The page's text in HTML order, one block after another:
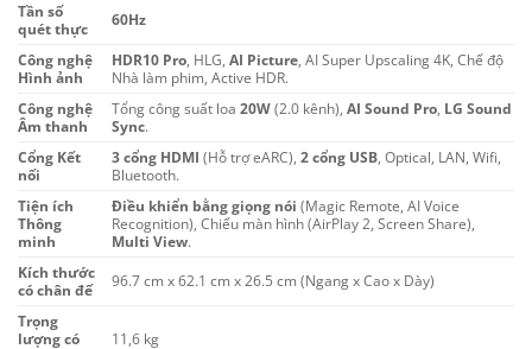
Tần số
quét thực
60Hz
Công nghệ
Hình ảnh
HDR10 Pro, HLG, AI Picture, AI Super Upscaling 4K, Chế độ
Nhà làm phim, Active HDR.
Công nghệ
Âm thanh
Tổng công suất loa 20W(2.0 kênh), AI Sound Pro, LG Sound
Sync.
Cổng Kết
nối
3 cổng HDMI (Hỗ trợ eARC), 2 cổng USB, Optical, LAN, Wifi,
Bluetooth.
Tiện ích
Thông
minh
Điều khiển bằng giọng nói (Magic Remote, AI Voice
Recognition), Chiếu màn hình (AirPlay 2, Screen Share),
Multi View.
Kích thước
có chân đế
96.7 cm x 62.1 cm x 26.5 cm (Ngang x Cao x Dày)
Trọng
lượng có
11,6 kg